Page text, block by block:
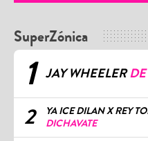
SuperZónica
1 JAY WHEELER
2
YA ICE DILAN X REY
DICHAVATE